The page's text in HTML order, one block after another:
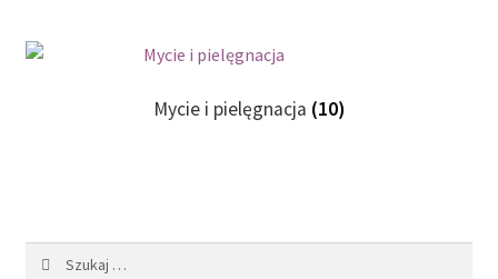
Mycie i pielęgnacja (10)